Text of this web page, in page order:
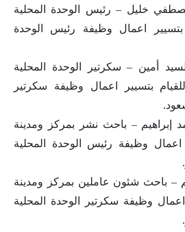
خليل – رئيس الوحدة المحلية
بتسيير اعمال وظيفة رئيس الوحدة
أمين – سكرتير الوحدة المحلية
بتسيير اعمال وظيفة سكرتير
إبراهيم – باحث نشر بمركز ومدينة
اعمال وظيفة رئيس الوحدة المحلية
– باحث شئون عاملين بمركز ومدينة
اعمال وظيفة سكرتير الوحدة المحلية